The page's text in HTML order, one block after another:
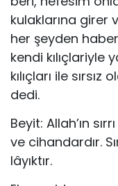
kulaklarına girer
her şeyden
kendi kılıçlariyle
kılıçları ile
dedi.
Beyit: Allah’ın
ve cihandardır.
lâyıktır.